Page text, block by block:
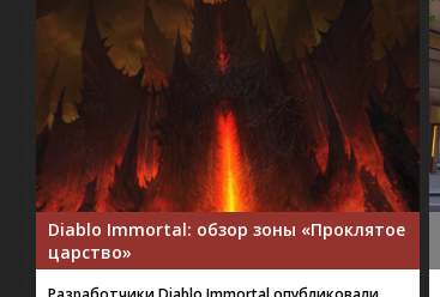
Diablo Immortal: обзор зоны «Проклятое
царство»